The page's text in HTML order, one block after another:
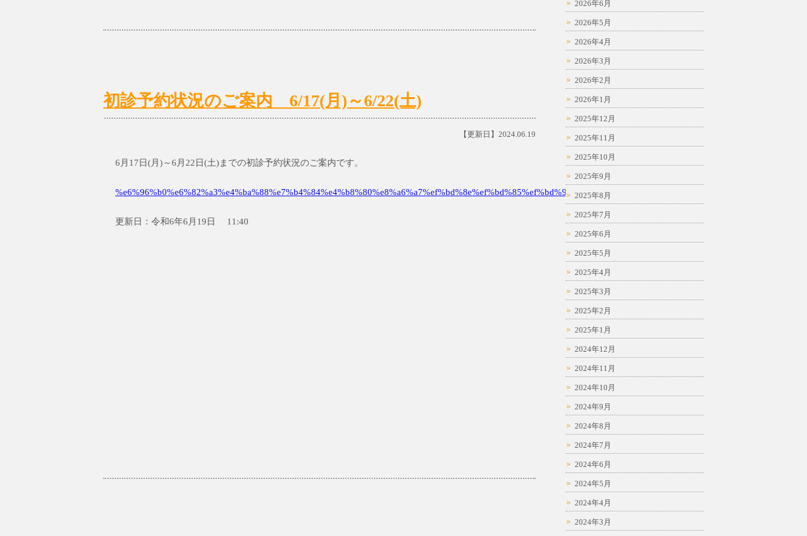
初診予約状況のご案内 6/17(月)～6/22(土)
【更新日】2024.06.19
6月17日(月)～6月22日(土)までの初診予約状況のご案内です。
%e6%96%b0%e6%82%a3%e4%ba%88%e7%b4%84%e4%b8%80%e8%a6%a7%ef%bd%8e%ef%bd%85%ef%bd%94
更新日：令和6年6月19日 11:40
2026年6月
2026年5月
2026年4月
2026年3月
2026年2月
2026年1月
2025年12月
2025年11月
2025年10月
2025年9月
2025年8月
2025年7月
2025年6月
2025年5月
2025年4月
2025年3月
2025年2月
2025年1月
2024年12月
2024年11月
2024年10月
2024年9月
2024年8月
2024年7月
2024年6月
2024年5月
2024年4月
2024年3月